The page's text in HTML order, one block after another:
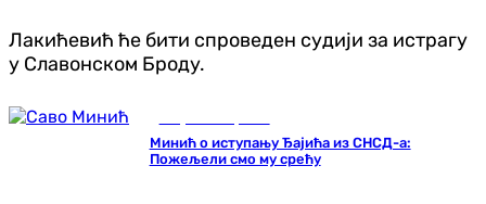
Лакићевић ће бити спроведен судији за истрагу
у Славонском Броду.
Минић о иступању Ђајића из СНСД-а:
Пожељели смо му срећу